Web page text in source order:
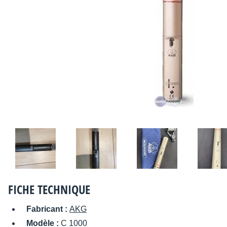
FICHE TECHNIQUE
Fabricant : AKG
Modèle : C 1000